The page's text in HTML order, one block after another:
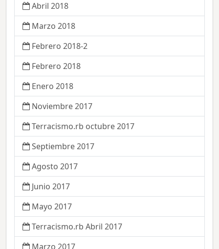
Abril 2018
Marzo 2018
Febrero 2018-2
Febrero 2018
Enero 2018
Noviembre 2017
Terracismo.rb octubre 2017
Septiembre 2017
Agosto 2017
Junio 2017
Mayo 2017
Terracismo.rb Abril 2017
Marzo 2017